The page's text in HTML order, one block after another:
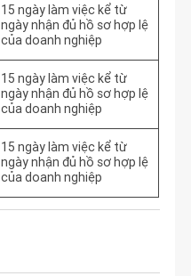
15 ngày làm việc kể từ
ngày nhận đủ hồ sơ hợp lệ
của doanh nghiệp
15 ngày làm việc kể từ
ngày nhận đủ hồ sơ hợp lệ
của doanh nghiệp
15 ngày làm việc kể từ
ngày nhận đủ hồ sơ hợp lệ
của doanh nghiệp